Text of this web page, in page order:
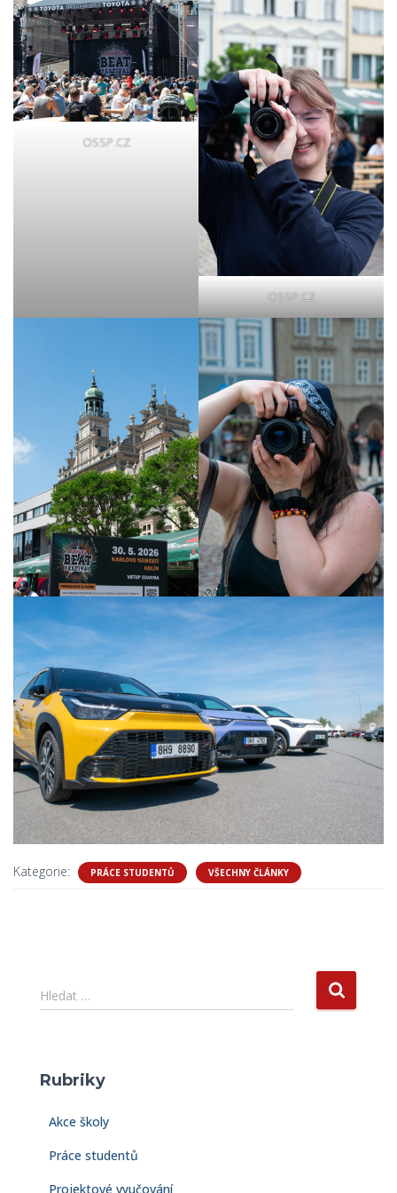
OSSP.CZ
OSSP.CZ
Kategorie: PRÁCE STUDENTŮ VŠECHNY ČLÁNKY
y
d
Hledat …
Rubriky
Akce školy
Práce studentů
Projektové vyučování